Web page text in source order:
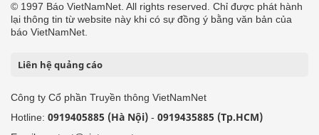
© 1997 Báo VietNamNet. All rights reserved. Chỉ được phát hành
lại thông tin từ website này khi có sự đồng ý bằng văn bản của
báo VietNamNet.
Liên hệ quảng cáo
Công ty Cổ phần Truyền thông VietNamNet
Hotline: 0919405885 (Hà Nội) - 0919435885 (Tp.HCM)